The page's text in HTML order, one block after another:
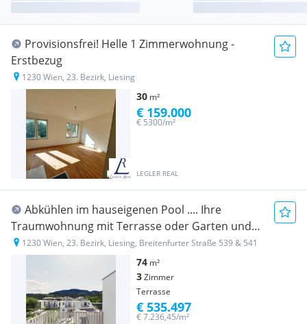
Provisionsfrei! Helle 1 Zimmerwohnung -
Erstbezug
1230 Wien, 23. Bezirk, Liesing
30 m²
LEGLER REAL
€ 5300/m²
€ 159.000
Abkühlen im hauseigenen Pool .... Ihre
Traumwohnung mit Terrasse oder Garten und
Fernblick Nähe Maurer Wald PROVISIONSFREI !!
1230 Wien, 23. Bezirk, Liesing, Breitenfurter Straße 539 & 541
74 m²
3Zimmer
Terrasse
€ 7.236,45/m²
€ 535.497